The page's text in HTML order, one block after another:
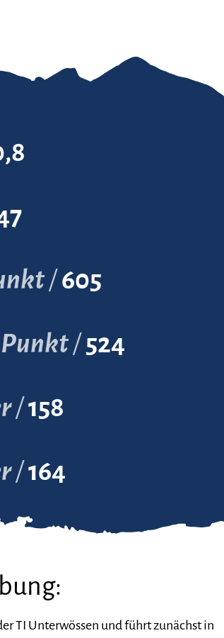
605
524
158
164
TI Unterwössen und führt zunächst in